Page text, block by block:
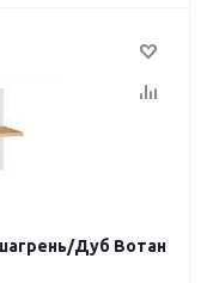
Дуб Вотан